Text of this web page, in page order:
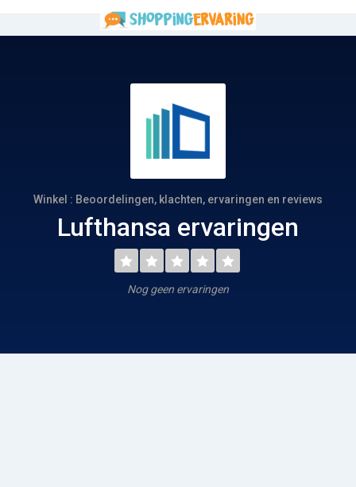
Winkel : Beoordelingen, klachten, ervaringen en reviews
Lufthansa ervaringen
Nog geen ervaringen